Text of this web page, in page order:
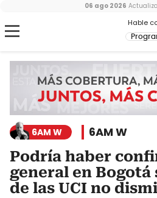
Hable
06 ago 2026
6AM W 6AM W
Podría haber
general en Bogotá
de las UCI no